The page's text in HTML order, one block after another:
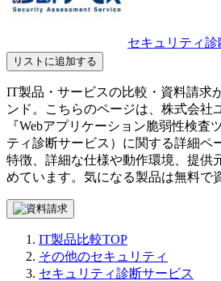
セキュリティ診
リストに追加する
IT製品・サービスの比較・資料請求
ンド。こちらのページは、 株式会社
『Webアプリケーション脆弱性検査
ティ診断サービス ）に関する詳細ペ
特徴、詳細な仕様や動作環境、提供
めています。気になる製品は無料で
IT製品比較TOP
その他のセキュリティ
セキュリティ診断サービス